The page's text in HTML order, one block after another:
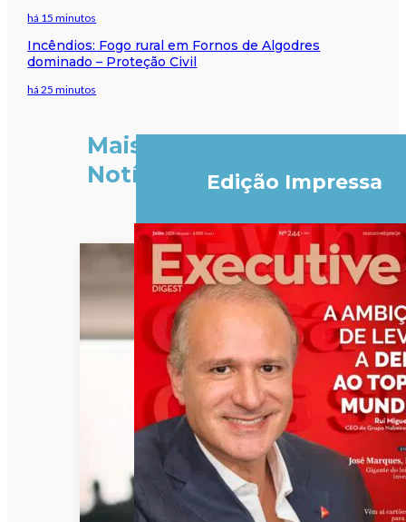
há 15 minutos
Incêndios: Fogo rural em Fornos de Algodres
dominado – Proteção Civil
há 25 minutos
Mais
Notícias
Edição Impressa